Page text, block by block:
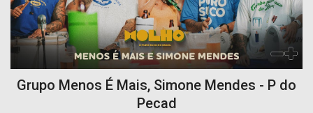
Grupo Menos É Mais, Simone Mendes - P do
Pecad